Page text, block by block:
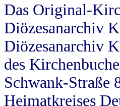
Das Original-
Diözesanarchiv
Diözesanarchiv
des
Schwank-Straße
Heimatkreises